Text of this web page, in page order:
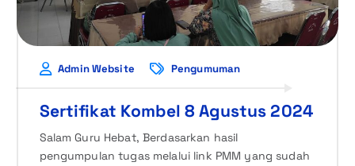
Admin Website Pengumuman
Sertifikat Kombel 8 Agustus 2024
Salam Guru Hebat, Berdasarkan hasil
pengumpulan tugas melalui link PMM yang sudah